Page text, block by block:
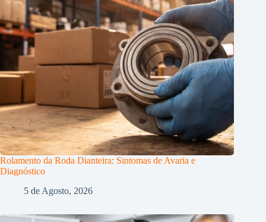
Rolamento da Roda Dianteira: Sintomas de Avaria e
Diagnóstico
5 de Agosto, 2026